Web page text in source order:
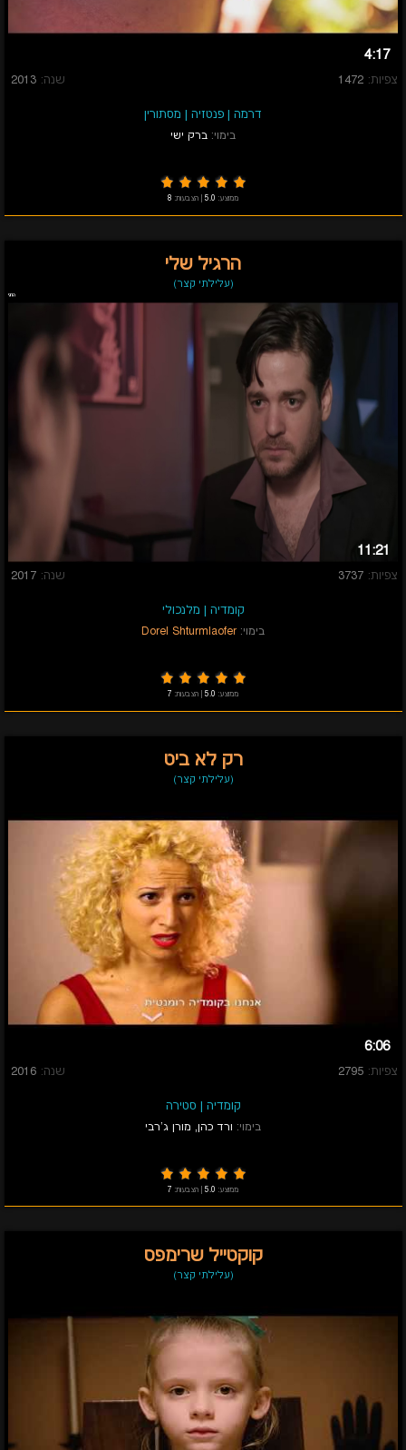
4:17
צפיות: 1472 שנה: 2013
דרמה | פנטזיה | מסתורין
בימוי: ברק ישי
ממוצע: 5.0 הצבעות: 8
הרגיל שלי
(עלילתי קצר)
11:21
צפיות: 3737 שנה: 2017
קומדיה | מלנכולי
בימוי: Dorel Shturmlaofer
ממוצע: 5.0 הצבעות: 7
רק לא ביט
(עלילתי קצר)
6:06
צפיות: 2795 שנה: 2016
קומדיה | סטירה
בימוי: ורד כהן, מורן ג'רבי
ממוצע: 5.0 הצבעות: 7
קוקטייל שרימפס
(עלילתי קצר)